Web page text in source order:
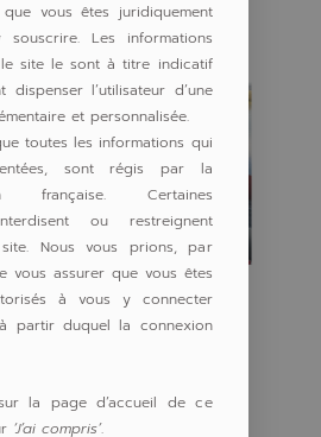
que vous êtes juridiquement
Les informations
site le sont à titre indicatif
dispenser l’utilisateur d’une
et personnalisée.
toutes les informations qui
sont régis par la
française. Certaines
ou restreignent
Nous vous prions, par
vous assurer que vous êtes
à vous y connecter
partir duquel la connexion
la page d’accueil de ce
‘J’ai compris’.